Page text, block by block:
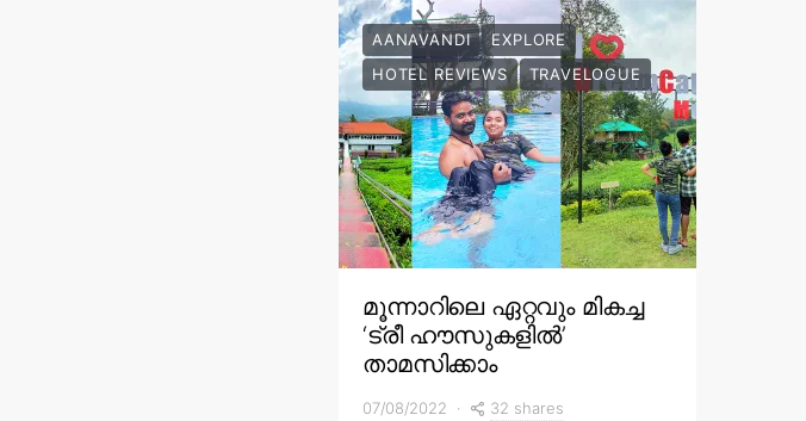
AANAVANDI
EXPLORE
HOTEL REVIEWS
TRAVELOGUE
മൂന്നാറിലെ ഏറ്റവും മികച്ച
‘ട്രീ ഹൗസുകളിൽ’
താമസിക്കാം
07/08/2022 32 shares